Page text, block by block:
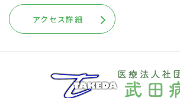
アクセス詳細